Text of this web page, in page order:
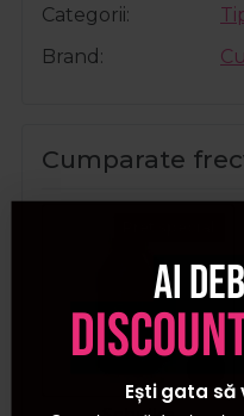
Categorii
Brand
Cumparate
Ai
Ești gata să